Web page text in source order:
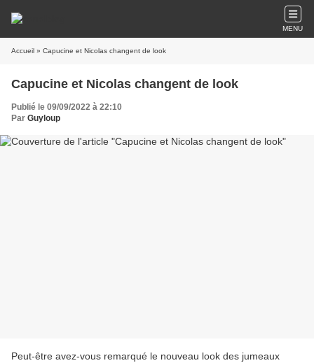
MENU
Accueil » Capucine et Nicolas changent de look
Capucine et Nicolas changent de look
Publié le 09/09/2022 à 22:10
Par Guyloup
Peut-être avez-vous remarqué le nouveau look des jumeaux